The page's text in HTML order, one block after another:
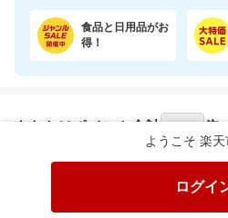
ようこそ 楽
ログイ
食品と日用品がお
得！
あなたはポイント 合計 倍